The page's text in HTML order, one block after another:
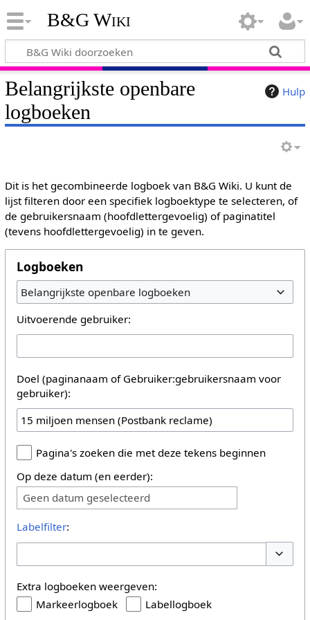
B&G Wiki
Hulp
Belangrijkste openbare
logboeken
Dit is het gecombineerde logboek van B&G Wiki. U kunt de
lijst filteren door een specifiek logboektype te selecteren, of
de gebruikersnaam (hoofdlettergevoelig) of paginatitel
(tevens hoofdlettergevoelig) in te geven.
Logboeken
Belangrijkste openbare logboeken
Uitvoerende gebruiker:
Doel (paginanaam of Gebruiker:gebruikersnaam voor
gebruiker):
Pagina's zoeken die met deze tekens beginnen
Op deze datum (en eerder):
Geen datum geselecteerd
Labelfilter:
Extra logboeken weergeven:
Markeerlogboek
Labellogboek